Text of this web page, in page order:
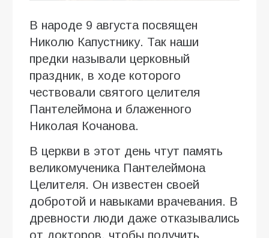
В народе 9 августа посвящен
Николю Капустнику. Так наши
предки называли церковный
праздник, в ходе которого
чествовали святого целителя
Пантелеймона и блаженного
Николая Кочанова.
В церкви в этот день чтут память
великомученика Пантелеймона
Целителя. Он известен своей
добротой и навыками врачевания. В
древности люди даже отказывались
от докторов, чтобы получить